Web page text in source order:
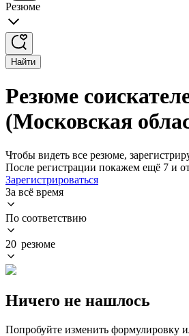
Резюме
Найти
Резюме
(Московская
Чтобы видеть все резюме,
После регистрации покажем ещё 7 и
Зарегистрироваться
За всё время
По соответствию
20 резюме
Ничего не нашлось
Попробуйте изменить формулировку